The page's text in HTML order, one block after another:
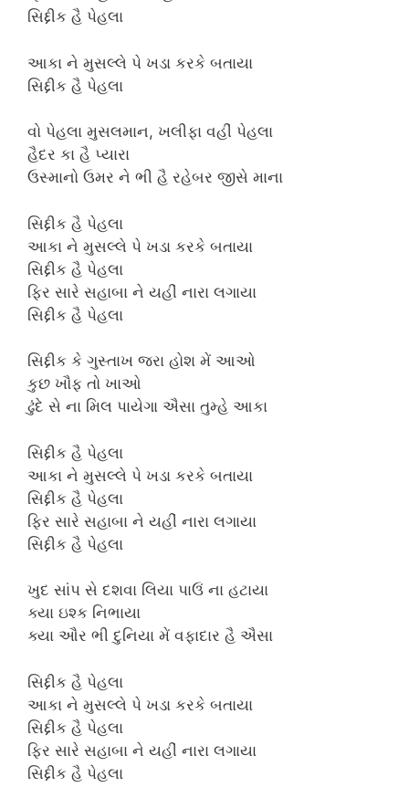
સિદ્દીક હૈ પેહલા
આકા ને મુસલ્લે પે ખડા કરકે બતાયા
સિદ્દીક હૈ પેહલા
વો પેહલા મુસલમાન, ખલીફા વહીં પેહલા
હૈદર કા હૈ પ્યારા
ઉસ્માનો ઉમર ને ભી હૈ રહેબર જીસે માના
સિદ્દીક હૈ પેહલા
આકા ને મુસલ્લે પે ખડા કરકે બતાયા
સિદ્દીક હૈ પેહલા
ફિર સારે સહાબા ને યહીં નારા લગાયા
સિદ્દીક હૈ પેહલા
સિદ્દીક કે ગુસ્તાખ જરા હોશ મેં આઓ
કુછ ખૌફ તો ખાઓ
ઢુંદે સે ના મિલ પાયેગા ઐસા તુમ્હે આકા
સિદ્દીક હૈ પેહલા
આકા ને મુસલ્લે પે ખડા કરકે બતાયા
સિદ્દીક હૈ પેહલા
ફિર સારે સહાબા ને યહીં નારા લગાયા
સિદ્દીક હૈ પેહલા
ખુદ સાંપ સે દશવા લિયા પાઉં ના હટાયા
ક્યા ઇશ્ક નિભાયા
ક્યા ઔર ભી દુનિયા મેં વફાદાર હૈ ઐસા
સિદ્દીક હૈ પેહલા
આકા ને મુસલ્લે પે ખડા કરકે બતાયા
સિદ્દીક હૈ પેહલા
ફિર સારે સહાબા ને યહીં નારા લગાયા
સિદ્દીક હૈ પેહલા